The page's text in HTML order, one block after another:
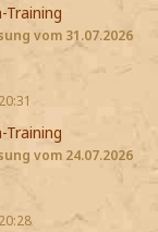
Training
vom 31.07.2026
Training
vom 24.07.2026